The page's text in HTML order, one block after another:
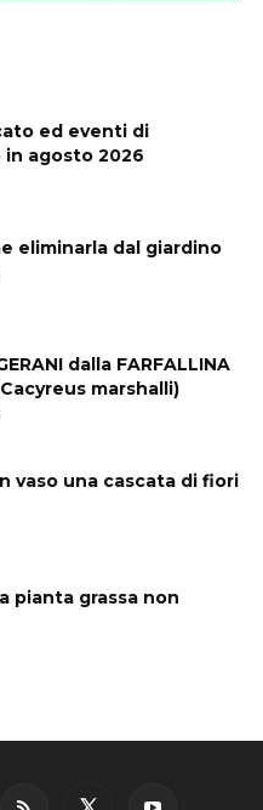
ed eventi di
agosto 2026
eliminarla dal giardino
dalla FARFALLINA
marshalli)
vaso una cascata di fiori
pianta grassa non